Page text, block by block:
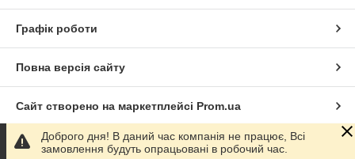
Графік роботи
Повна версія сайту
Сайт створено на маркетплейсі Prom.ua
Політика конфіденційності
Доброго дня! В даний час компанія не працює, Всі
замовлення будуть опрацьовані в робочий час.